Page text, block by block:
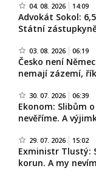
04. 08. 2026 14:09
Advokát Sokol:
Státní
03. 08. 2026 06:19
Česko není
nemají zázemí,
30. 07. 2026 06:39
Ekonom: Slibům
nevěříme. A
29. 07. 2026 15:02
Exministr Tlustý:
korun. A my